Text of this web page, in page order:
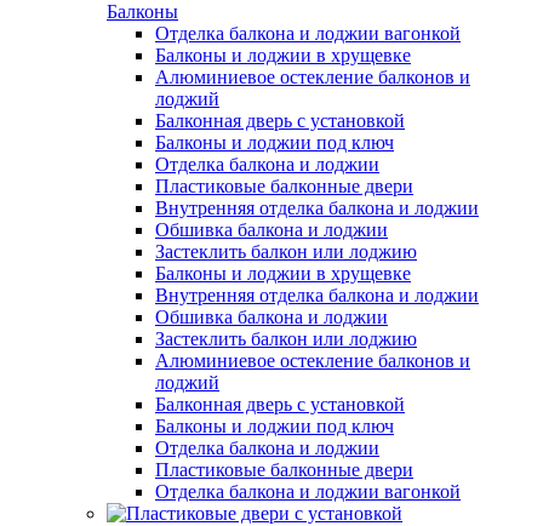
Балконы
Отделка балкона и лоджии вагонкой
Балконы и лоджии в хрущевке
Алюминиевое остекление балконов и
лоджий
Балконная дверь с установкой
Балконы и лоджии под ключ
Отделка балкона и лоджии
Пластиковые балконные двери
Внутренняя отделка балкона и лоджии
Обшивка балкона и лоджии
Застеклить балкон или лоджию
Балконы и лоджии в хрущевке
Внутренняя отделка балкона и лоджии
Обшивка балкона и лоджии
Застеклить балкон или лоджию
Алюминиевое остекление балконов и
лоджий
Балконная дверь с установкой
Балконы и лоджии под ключ
Отделка балкона и лоджии
Пластиковые балконные двери
Отделка балкона и лоджии вагонкой